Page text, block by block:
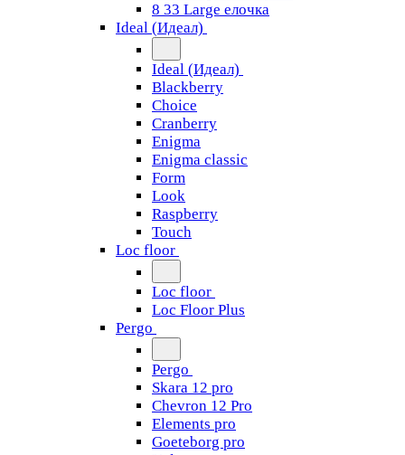
8 33 Large елочка
Ideal (Идеал)
Ideal (Идеал)
Blackberry
Choice
Cranberry
Enigma
Enigma classic
Form
Look
Raspberry
Touch
Loc floor
Loc floor
Loc Floor Plus
Pergo
Pergo
Skara 12 pro
Chevron 12 Pro
Elements pro
Goeteborg pro